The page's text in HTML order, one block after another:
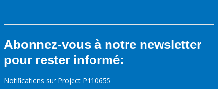
Abonnez-vous à notre newsletter
pour rester informé:
Notifications sur Project P110655